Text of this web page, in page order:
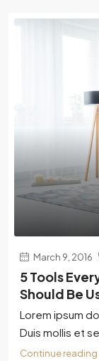
March 9, 2016
5 Tools
Should Be
Lorem ipsum
Duis mollis et
Continue reading